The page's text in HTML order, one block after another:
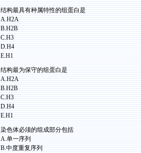
结构最具有种属特性的组蛋白是
A.H2A
B.H2B
C.H3
D.H4
E.H1
结构最为保守的组蛋白是
A.H2A
B.H2B
C.H3
D.H4
E.H1
染色体必须的组成部分包括
A.单一序列
B.中度重复序列